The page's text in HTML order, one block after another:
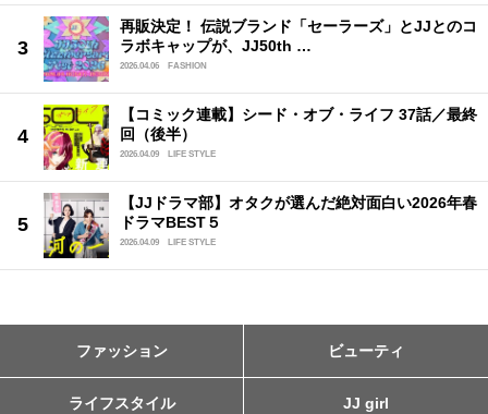
再販決定！ 伝説ブランド「セーラーズ」とJJとのコ
ラボキャップが、JJ50th …
2026.04.06 FASHION
【コミック連載】シード・オブ・ライフ 37話／最終
回（後半）
2026.04.09 LIFE STYLE
【JJドラマ部】オタクが選んだ絶対面白い2026年春
ドラマBEST５
2026.04.09 LIFE STYLE
ファッション ビューティ
ライフスタイル JJ girl